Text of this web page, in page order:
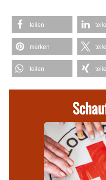
teilen
merken
teilen